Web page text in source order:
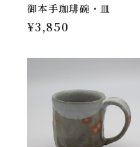
御本手珈琲碗・皿
¥3,850